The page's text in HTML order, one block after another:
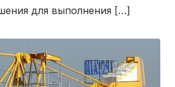
для выполнения […]